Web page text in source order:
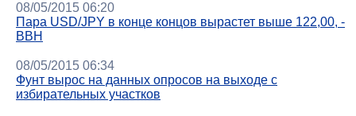
08/05/2015 06:20
Пара USD/JPY в конце концов вырастет выше 122,00, -
BBH
08/05/2015 06:34
Фунт вырос на данных опросов на выходе с
избирательных участков